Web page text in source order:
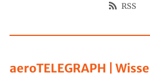
aeroTELEGRAPH |
RSS